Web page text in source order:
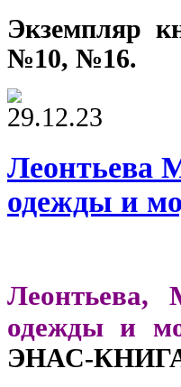
Экземпляр
№10, №16.
29.12.23
Леонтьева
одежды и
одежды и
ЭНАС-КНИГА,